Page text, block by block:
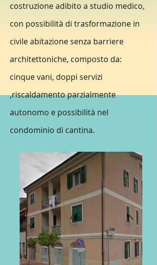
costruzione adibito a studio medico,
con possibilità di trasformazione in
civile abitazione senza barriere
architettoniche, composto da:
cinque vani, doppi servizi
,riscaldamento parzialmente
autonomo e possibilità nel
condominio di cantina.